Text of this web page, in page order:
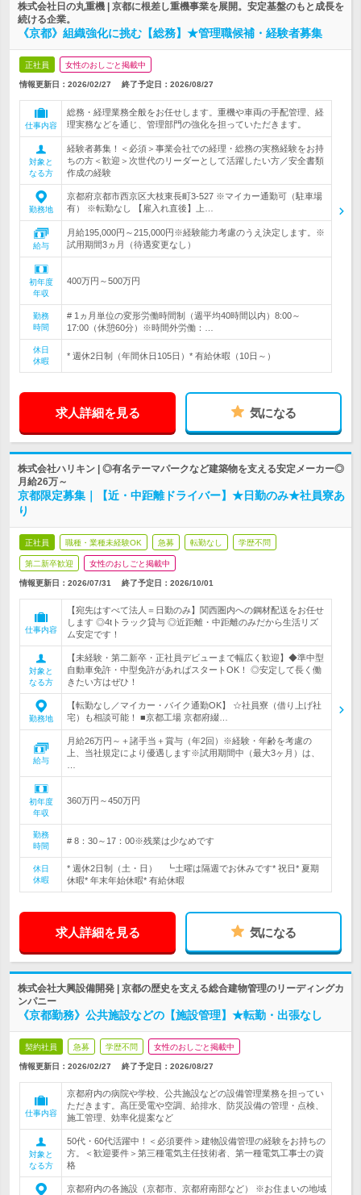
株式会社日の丸重機 | 京都に根差し重機事業を展開。安定基盤のもと成長を
続ける企業。
《京都》組織強化に挑む【総務】★管理職候補・経験者募集
正社員 女性のおしごと掲載中
情報更新日：2026/02/27 終了予定日： 2026/08/27
仕事内容
総務・経理業務全般をお任せします。重機や車両の手配管理、経
理実務などを通じ、管理部門の強化を担っていただきます。
対象と
なる方
経験者募集！＜必須＞事業会社での経理・総務の実務経験をお持
ちの方＜歓迎＞次世代のリーダーとして活躍したい方／安全書類
作成の経験
勤務地
京都府京都市西京区大枝東長町3-527 ※マイカー通勤可（駐車場
有） ※転勤なし 【雇入れ直後】上…
給与
月給195,000円～215,000円※経験能力考慮のうえ決定します。※
試用期間3ヵ月（待遇変更なし）
初年度
年収
400万円～500万円
勤務
時間
# 1ヵ月単位の変形労働時間制（週平均40時間以内）8:00～
17:00（休憩60分）※時間外労働：…
休日
休暇
* 週休2日制（年間休日105日）* 有給休暇（10日～）
求人詳細を見る 気になる
株式会社ハリキン | ◎有名テーマパークなど建築物を支える安定メーカー◎
月給26万～
京都限定募集｜【近・中距離ドライバー】★日勤のみ★社員寮あ
り
正社員 職種・業種未経験OK 急募 転勤なし 学歴不問
第二新卒歓迎 女性のおしごと掲載中
情報更新日：2026/07/31 終了予定日： 2026/10/01
仕事内容
【宛先はすべて法人＝日勤のみ】関西圏内への鋼材配送をお任せ
します ◎4tトラック貸与 ◎近距離・中距離のみだから生活リズ
ム安定です！
対象と
なる方
【未経験・第二新卒・正社員デビューまで幅広く歓迎】◆準中型
自動車免許・中型免許があればスタートOK！ ◎安定して長く働
きたい方はぜひ！
勤務地
【転勤なし／マイカー・バイク通勤OK】 ☆社員寮（借り上げ社
宅）も相談可能！ ■京都工場 京都府綴…
給与
月給26万円～＋諸手当＋賞与（年2回）※経験・年齢を考慮の
上、当社規定により優遇します※試用期間中（最大3ヶ月）は、
初年度
年収
360万円～450万円
勤務
時間
# 8：30～17：00※残業は少なめです
休日
休暇
* 週休2日制（土・日） ┗土曜は隔週でお休みです* 祝日* 夏期
休暇* 年末年始休暇* 有給休暇
求人詳細を見る 気になる
株式会社大興設備開発 | 京都の歴史を支える総合建物管理のリーディングカ
ンパニー
《京都勤務》公共施設などの【施設管理】★転勤・出張なし
契約社員 急募 学歴不問 女性のおしごと掲載中
情報更新日：2026/02/27 終了予定日： 2026/08/27
仕事内容
京都府内の病院や学校、公共施設などの設備管理業務を担ってい
ただきます。高圧受電や空調、給排水、防災設備の管理・点検、
施工管理、効率化提案など
対象と
なる方
50代・60代活躍中！＜必須要件＞建物設備管理の経験をお持ちの
方。＜歓迎要件＞第三種電気主任技術者、第一種電気工事士の資
格
京都府内の各施設（京都市、京都府南部など） ※お住まいの地域